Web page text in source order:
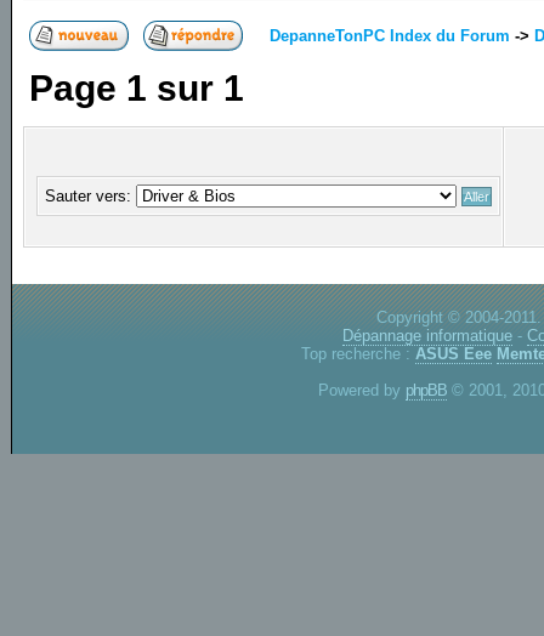
DepanneTonPC Index du Forum ->
Page 1 sur 1
Sauter vers:
Copyright © 2004-
Dépannage informatique -
Top recherche : ASUS Eee
Powered by phpBB © 2001,